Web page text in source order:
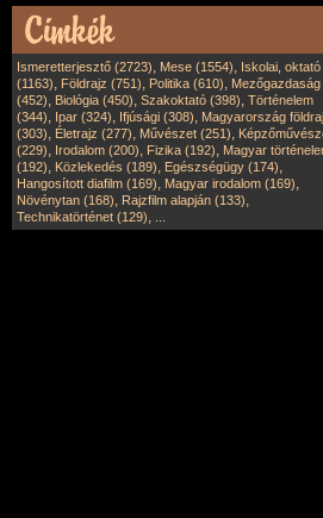
Ismeretterjesztő (2723), Mese (1554), Iskolai, oktató
(1163), Földrajz (751), Politika (610), Mezőgazdaság
(452), Biológia (450), Szakoktató (398), Történelem
(344), Ipar (324), Ifjúsági (308), Magyarország
(303), Életrajz (277), Művészet (251),
(229), Irodalom (200), Fizika (192), Magyar
(192), Közlekedés (189), Egészségügy (174),
Hangosított diafilm (169), Magyar irodalom (169),
Növénytan (168), Rajzfilm alapján (133),
Technikatörténet (129),